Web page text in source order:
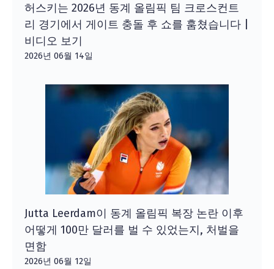
허스키는 2026년 동계 올림픽 팀 크로스컨트
리 경기에서 게이트 충돌 후 쇼를 훔쳤습니다 |
비디오 보기
2026년 06월 14일
Jutta Leerdam이 동계 올림픽 복장 논란 이후
어떻게 100만 달러를 벌 수 있었는지, 처벌을
면함
2026년 06월 12일